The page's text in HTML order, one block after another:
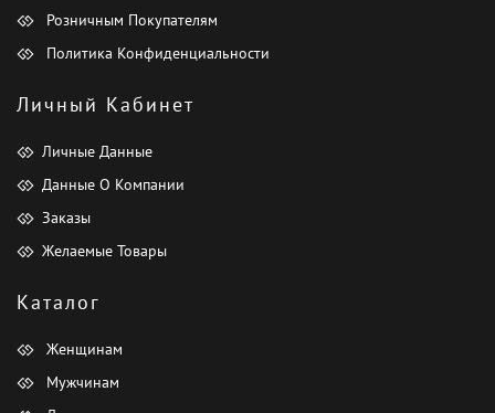
Розничным Покупателям
Политика Конфиденциальности
Личный Кабинет
Личные Данные
Данные О Компании
Заказы
Желаемые Товары
Каталог
Женщинам
Мужчинам